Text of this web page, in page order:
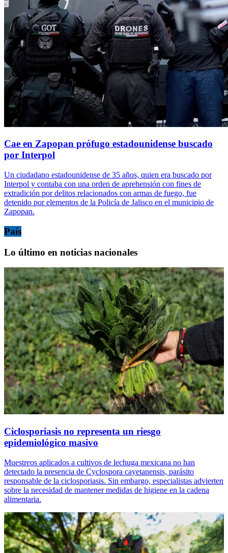
Cae en Zapopan prófugo estadounidense buscado
por Interpol
Un ciudadano estadounidense de 35 años, quien era buscado por
Interpol y contaba con una orden de aprehensión con fines de
extradición por delitos relacionados con armas de fuego, fue
detenido por elementos de la Policía de Jalisco en el municipio de
Zapopan.
País
Lo último en noticias nacionales
Ciclosporiasis no representa un riesgo
epidemiológico masivo
Muestreos aplicados a cultivos de lechuga mexicana no han
detectado la presencia de Cyclospora cayetanensis, parásito
responsable de la ciclosporiasis. Sin embargo, especialistas advierten
sobre la necesidad de mantener medidas de higiene en la cadena
alimentaria.